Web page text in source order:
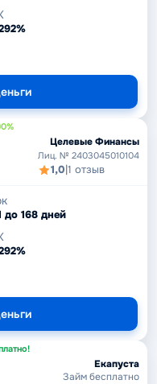
Целевые Финансы
Лиц. № 2403045010104
1,0|1 отзыв
до 168 дней
Екапуста
Займ бесплатно